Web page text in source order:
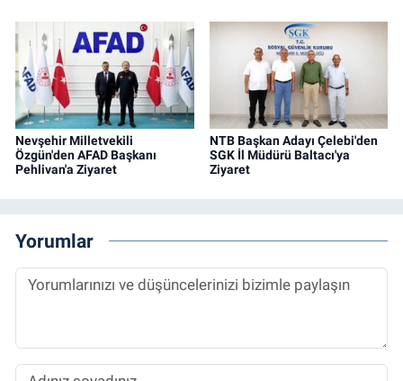
Nevşehir Milletvekili
Özgün'den AFAD Başkanı
Pehlivan'a Ziyaret
NTB Başkan Adayı Çelebi'den
SGK İl Müdürü Baltacı'ya
Ziyaret
Yorumlar